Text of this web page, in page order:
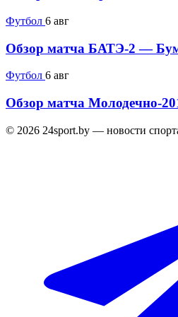
Футбол 6 авг
Обзор матча БАТЭ-2 —
Футбол 6 авг
Обзор матча Молодечно-
© 2026 24sport.by — новости